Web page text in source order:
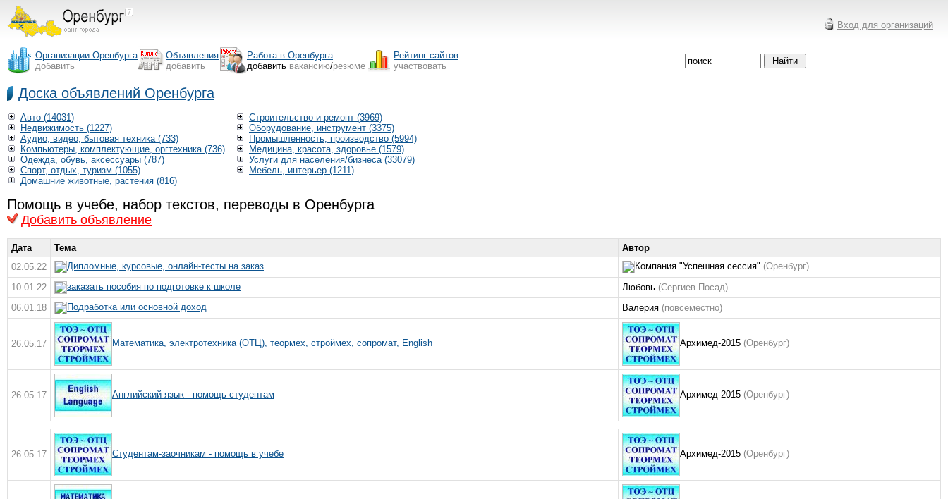
Вход для организаций
Организации Оренбурга
добавить
Объявления
добавить
Работа в Оренбурга
добавить вакансию/резюме
Рейтинг сайтов
участвовать
Доска объявлений Оренбурга
Авто (14031)
Недвижимость (1227)
Аудио, видео, бытовая техника (733)
Компьютеры, комплектующие, оргтехника (736)
Одежда, обувь, аксессуары (787)
Спорт, отдых, туризм (1055)
Домашние животные, растения (816)
Строительство и ремонт (3969)
Оборудование, инструмент (3375)
Промышленность, производство (5994)
Медицина, красота, здоровье (1579)
Услуги для населения/бизнеса (33079)
Мебель, интерьер (1211)
Помощь в учебе, набор текстов, переводы в Оренбурга
Добавить объявление
Дата Тема
Автор
02.05.22
Дипломные, курсовые, онлайн-тесты на заказ Компания "Успешная сессия" (Оренбург)
10.01.22
заказать пособия по подготовке к школе Любовь (Сергиев Посад)
06.01.18
Подработка или основной доход Валерия (повсеместно)
26.05.17 Мaтeмaтикa, элeктpoтeхникa (OТЦ), тeopмeх, cтpoймeх, coпpoмaт, English Архимед-2015 (Оренбург)
26.05.17 Английский язык - помощь студентам Архимед-2015 (Оренбург)
26.05.17 Студентам-заочникам - помощь в учебе Архимед-2015 (Оренбург)